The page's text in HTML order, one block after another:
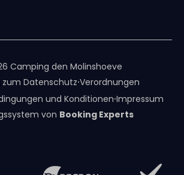
Camping den Molinshoeve
zum Datenschutz·Verordnungen
und Konditionen·Impressum
von Booking Experts